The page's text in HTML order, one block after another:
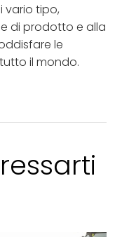
vario tipo,
di prodotto e alla
le
il mondo.